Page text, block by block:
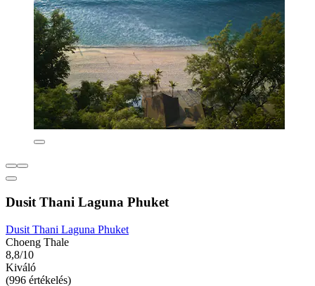
Dusit Thani Laguna Phuket
Dusit Thani Laguna Phuket
Choeng Thale
8,8/10
Kiváló
(996 értékelés)